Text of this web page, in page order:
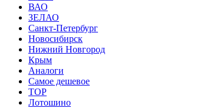
ВАО
ЗЕЛАО
Санкт-Петербург
Новосибирск
Нижний Новгород
Крым
Аналоги
Самое дешевое
TOP
Лотошино